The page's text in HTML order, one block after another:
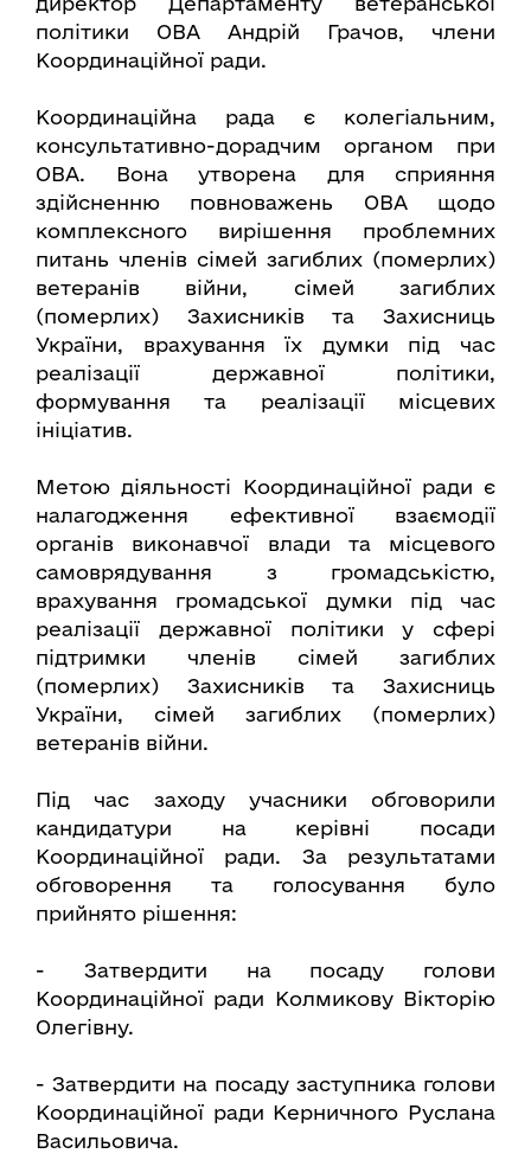
політики ОВА Андрій Грачов, члени
Координаційної ради.
Координаційна рада є колегіальним,
консультативно-дорадчим органом при
ОВА. Вона утворена для сприяння
здійсненню повноважень ОВА щодо
комплексного вирішення проблемних
питань членів сімей загиблих (померлих)
ветеранів війни, сімей загиблих
(померлих) Захисників та Захисниць
України, врахування їх думки під час
реалізації державної політики,
формування та реалізації місцевих
ініціатив.
Метою діяльності Координаційної ради є
налагодження ефективної взаємодії
органів виконавчої влади та місцевого
самоврядування з громадськістю,
врахування громадської думки під час
реалізації державної політики у сфері
підтримки членів сімей загиблих
(померлих) Захисників та Захисниць
України, сімей загиблих (померлих)
ветеранів війни.
Під час заходу учасники обговорили
кандидатури на керівні посади
Координаційної ради. За результатами
обговорення та голосування було
прийнято рішення:
- Затвердити на посаду голови
Координаційної ради Колмикову Вікторію
Олегівну.
- Затвердити на посаду заступника голови
Координаційної ради Керничного Руслана
Васильовича.